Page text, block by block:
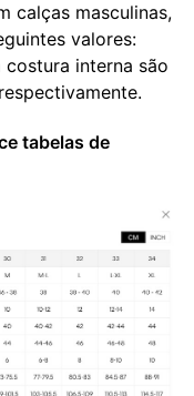
calças masculinas,
valores:
interna são
tabelas de